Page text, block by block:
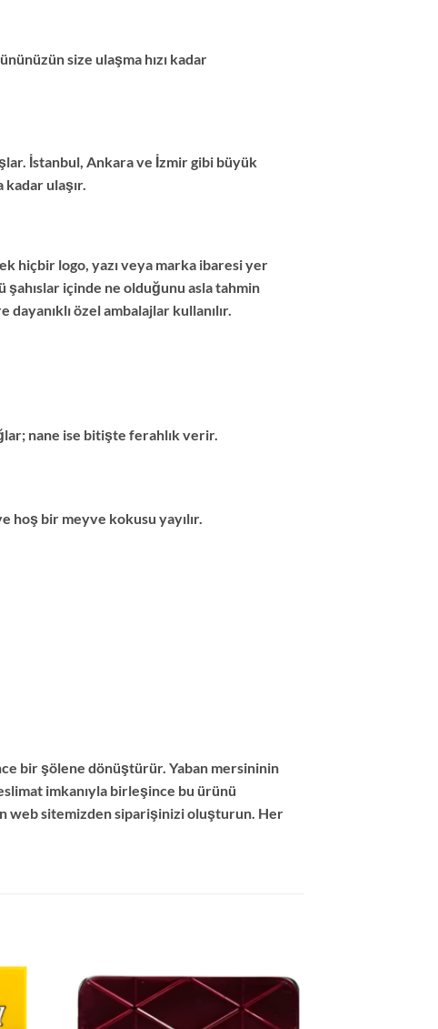
size ulaşma hızı kadar
İstanbul, Ankara ve İzmir gibi büyük
kadar ulaşır.
hiçbir logo, yazı veya marka ibaresi yer
şahıslar içinde ne olduğunu asla tahmin
özel ambalajlar kullanılır.
nane ise bitişte ferahlık verir.
hoş bir meyve kokusu yayılır.
bir şölene dönüştürür. Yaban mersininin
imkanıyla birleşince bu ürünü
web sitemizden siparişinizi oluşturun. Her